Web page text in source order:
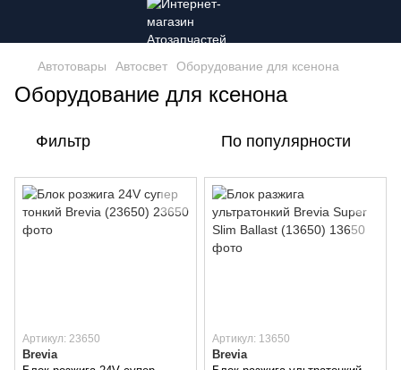
Автотовары Автосвет Оборудование для ксенона
Оборудование для ксенона
Фильтр По популярности
Артикул: 23650
Brevia
Артикул: 13650
Brevia